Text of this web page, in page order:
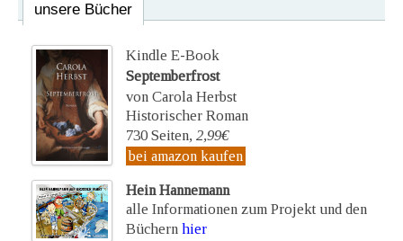
unsere Bücher
Kindle E-Book
Septemberfrost
von Carola Herbst
Historischer Roman
730 Seiten, 2,99€
bei amazon kaufen
Hein Hannemann
alle Informationen zum Projekt und den
Büchern hier